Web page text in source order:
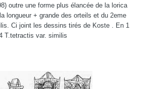
outre une forme plus élancée de la lorica
longueur + grande des orteils et du 2eme
Ci joint les dessins tirés de Koste . En 1
T.tetractis var. similis